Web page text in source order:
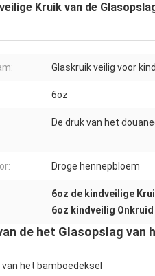
Kruik van de
Glaskruik veilig voor
6oz
De druk van het
Droge hennepbloem
6oz de kindveilige
6oz kindveilig
de het Glasopslag van
van het bamboedeksel